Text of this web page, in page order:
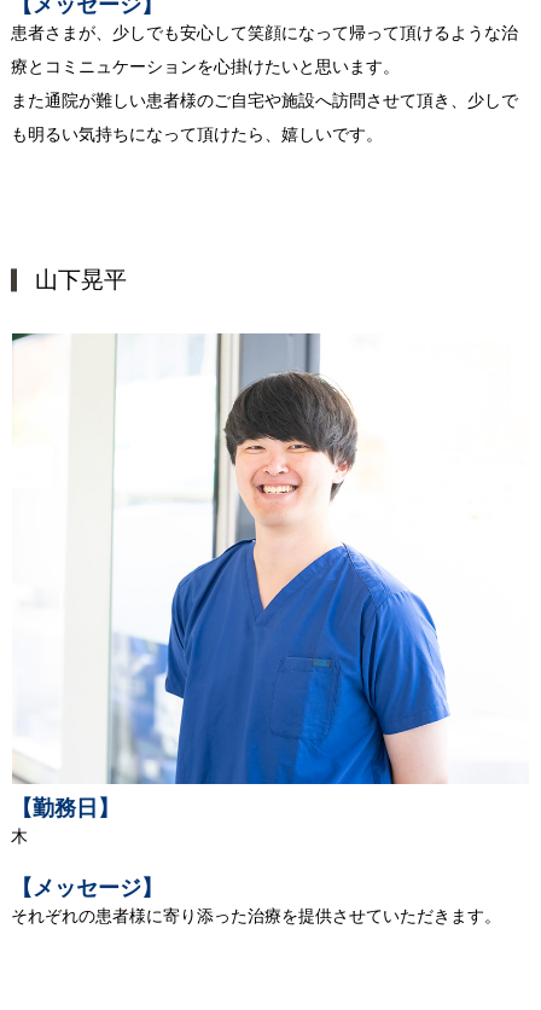
【メッセージ】
患者さまが、少しでも安心して笑顔になって帰って頂けるような治
療とコミニュケーションを心掛けたいと思います。
また通院が難しい患者様のご自宅や施設へ訪問させて頂き、少しで
も明るい気持ちになって頂けたら、嬉しいです。
山下晃平
【勤務日】
木
【メッセージ】
それぞれの患者様に寄り添った治療を提供させていただきます。